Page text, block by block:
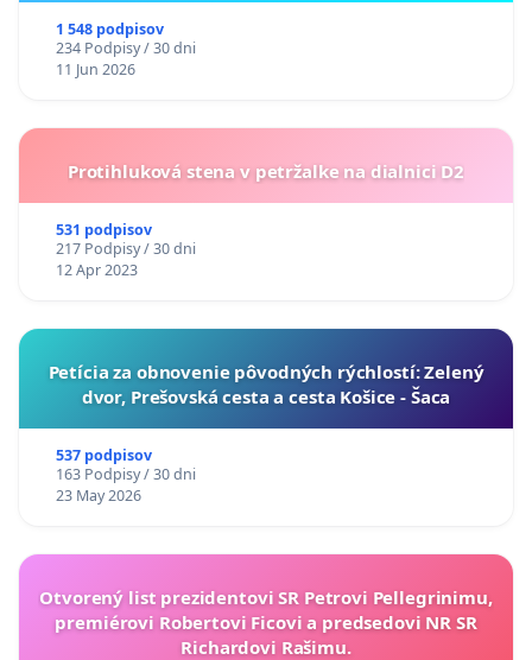
1 548 podpisov
234 Podpisy / 30 dni
11 Jun 2026
Protihluková stena v petržalke na dialnici D2
531 podpisov
217 Podpisy / 30 dni
12 Apr 2023
​Petícia za obnovenie pôvodných rýchlostí: Zelený
dvor, Prešovská cesta a cesta Košice - Šaca
537 podpisov
163 Podpisy / 30 dni
23 May 2026
Otvorený list prezidentovi SR Petrovi Pellegrinimu,
premiérovi Robertovi Ficovi a predsedovi NR SR
Richardovi Rašimu.